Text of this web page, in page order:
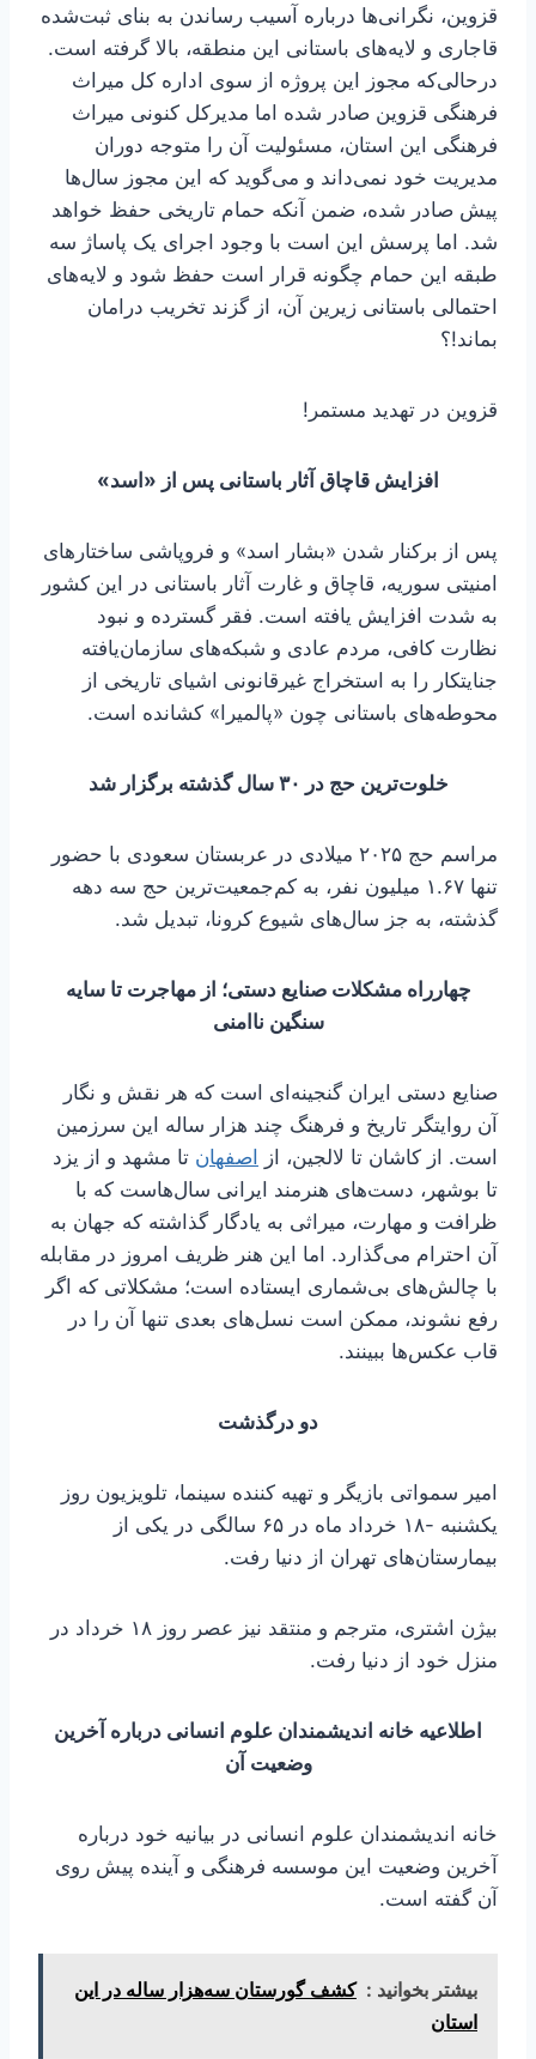
قزوین، نگرانی‌ها درباره آسیب رساندن به بنای ثبت‌شده
قاجاری و لایه‌های باستانی این منطقه، بالا گرفته است.
درحالی‌که مجوز این پروژه از سوی اداره کل میراث
فرهنگی قزوین صادر شده اما مدیرکل کنونی میراث
فرهنگی این استان، مسئولیت آن را متوجه دوران
مدیریت خود نمی‌داند و می‌گوید که این مجوز سال‌ها
پیش صادر شده، ضمن آنکه حمام تاریخی حفظ خواهد
شد. اما پرسش این است با وجود اجرای یک پاساژ سه
طبقه این حمام چگونه قرار است حفظ شود و لایه‌های
احتمالی باستانی زیرین آن، از گزند تخریب درامان
بماند!؟
قزوین در تهدید مستمر!
افزایش قاچاق آثار باستانی پس از «اسد»
پس از برکنار شدن «بشار اسد» و فروپاشی ساختارهای
امنیتی سوریه، قاچاق و غارت آثار باستانی در این کشور
به شدت افزایش یافته است. فقر گسترده و نبود
نظارت کافی، مردم عادی و شبکه‌های سازمان‌یافته
جنایتکار را به استخراج غیرقانونی اشیای تاریخی از
محوطه‌های باستانی چون «پالمیرا» کشانده است.
خلوت‌ترین حج در ۳۰ سال گذشته برگزار شد
مراسم حج ۲۰۲۵ میلادی در عربستان سعودی با حضور
تنها ۱.۶۷ میلیون نفر، به کم‌جمعیت‌ترین حج سه دهه
گذشته، به‌ جز سال‌های شیوع کرونا، تبدیل شد.
چهارراه مشکلات صنایع دستی؛ از مهاجرت تا سایه
سنگین ناامنی
صنایع دستی ایران گنجینه‌ای است که هر نقش و نگار
آن روایتگر تاریخ و فرهنگ چند هزار ساله این سرزمین
است. از کاشان تا لالجین، از
اصفهان تا مشهد و از یزد
تا بوشهر، دست‌های هنرمند ایرانی سال‌هاست که با
ظرافت و مهارت، میراثی به یادگار گذاشته‌ که جهان به
آن احترام می‌گذارد. اما این هنر ظریف امروز در مقابله
با چالش‌های بی‌شماری ایستاده است؛ مشکلاتی که اگر
رفع نشوند، ممکن است نسل‌های بعدی تنها آن را در
قاب عکس‌ها ببینند.
دو درگذشت
امیر سمواتی بازیگر و تهیه کننده سینما، تلویزیون روز
یکشنبه -۱۸ خرداد ماه در ۶۵ سالگی در یکی از
بیمارستان‌های تهران از دنیا رفت.
بیژن اشتری، مترجم و منتقد نیز عصر روز ۱۸ خرداد در
منزل خود از دنیا رفت.
اطلاعیه خانه‌ اندیشمندان علوم انسانی درباره آخرین
وضعیت آن
خانه‌ اندیشمندان علوم انسانی در بیانیه خود درباره
آخرین وضعیت این موسسه فرهنگی و آینده پیش روی
آن گفته است.
بیشتر بخوانید : کشف گورستان سه‌هزار ساله در این
استان